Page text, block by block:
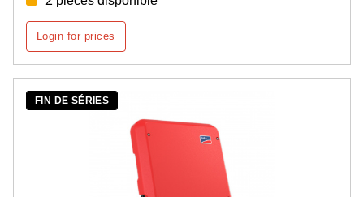
Login for prices
FIN DE SÉRIES